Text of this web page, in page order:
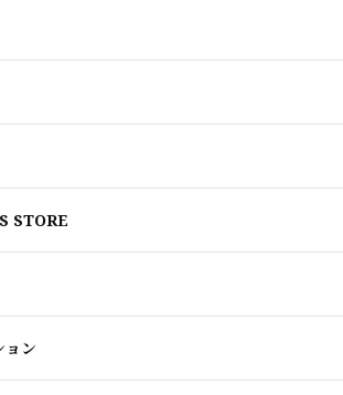
STORE
ョン